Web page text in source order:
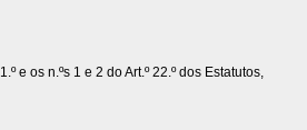
e os n.ºs 1 e 2 do Art.º 22.º dos Estatutos,